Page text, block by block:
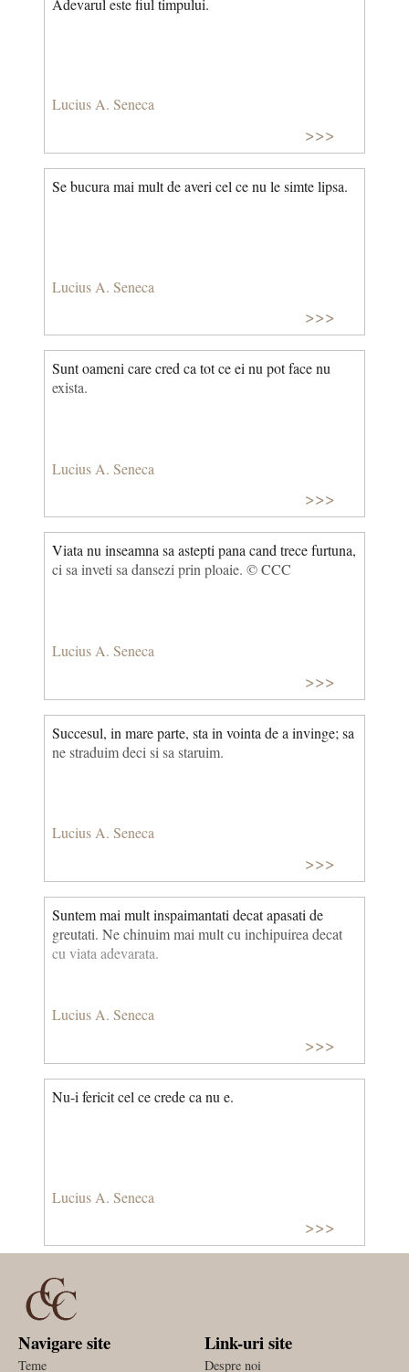
Adevarul este fiul timpului.
Lucius A. Seneca
>>>
Se bucura mai mult de averi cel ce nu le simte lipsa.
Lucius A. Seneca
>>>
Sunt oameni care cred ca tot ce ei nu pot face nu
exista.
Lucius A. Seneca
>>>
Viata nu inseamna sa astepti pana cand trece furtuna,
ci sa inveti sa dansezi prin ploaie. © CCC
Lucius A. Seneca
>>>
Succesul, in mare parte, sta in vointa de a invinge; sa
ne straduim deci si sa staruim.
Lucius A. Seneca
>>>
Suntem mai mult inspaimantati decat apasati de
greutati. Ne chinuim mai mult cu inchipuirea decat
cu viata adevarata.
Lucius A. Seneca
>>>
Nu-i fericit cel ce crede ca nu e.
Lucius A. Seneca
>>>
Navigare site
Teme
Link-uri site
Despre noi